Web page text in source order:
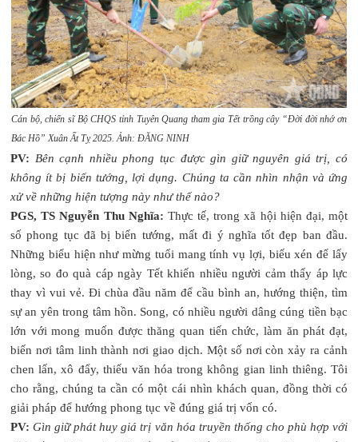
Cán bộ, chiến sĩ Bộ CHQS tỉnh Tuyên Quang tham gia Tết trồng cây “Đời đời nhớ ơn
Bác Hồ” Xuân Ất Tỵ 2025. Ảnh: ĐĂNG NINH
PV: Bên cạnh nhiều phong tục được gìn giữ nguyên giá trị, có
không ít bị biến tướng, lợi dụng. Chúng ta cần nhìn nhận và ứng
xử về những hiện tượng này như thế nào?
PGS, TS Nguyễn Thu Nghĩa: Thực tế, trong xã hội hiện đại, một
số phong tục đã bị biến tướng, mất đi ý nghĩa tốt đẹp ban đầu.
Những biểu hiện như mừng tuổi mang tính vụ lợi, biếu xén để lấy
lòng, so đo quà cáp ngày Tết khiến nhiều người cảm thấy áp lực
thay vì vui vẻ. Đi chùa đầu năm để cầu bình an, hướng thiện, tìm
sự an yên trong tâm hồn. Song, có nhiều người dâng cúng tiền bạc
lớn với mong muốn được thăng quan tiến chức, làm ăn phát đạt,
biến nơi tâm linh thành nơi giao dịch. Một số nơi còn xảy ra cảnh
chen lấn, xô đẩy, thiếu văn hóa trong không gian linh thiêng. Tôi
cho rằng, chúng ta cần có một cái nhìn khách quan, đồng thời có
giải pháp để hướng phong tục về đúng giá trị vốn có.
PV:Gìn giữ phát huy giá trị văn hóa truyền thống cho phù hợp với